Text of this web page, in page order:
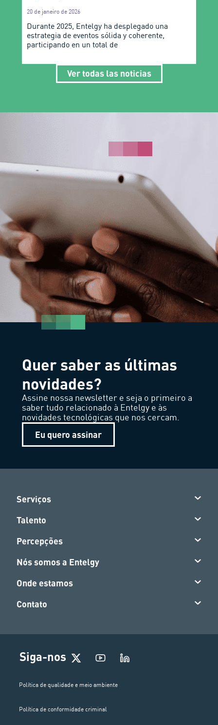
20 de janeiro de 2026
Durante 2025, Entelgy ha desplegado una
estrategia de eventos sólida y coherente,
participando en un total de
Ver todas las noticias
Quer saber as últimas
novidades?
Assine nossa newsletter e seja o primeiro a
saber tudo relacionado à Entelgy e às
novidades tecnológicas que nos cercam.
Eu quero assinar
Serviços
Talento
Percepções
Nós somos a Entelgy
Onde estamos
Contato
Siga-nos
Política de qualidade e meio ambiente
Política de conformidade criminal